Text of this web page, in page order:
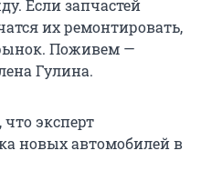
Если запчастей
их ремонтировать,
Поживем —
Гулина.
эксперт
новых автомобилей в